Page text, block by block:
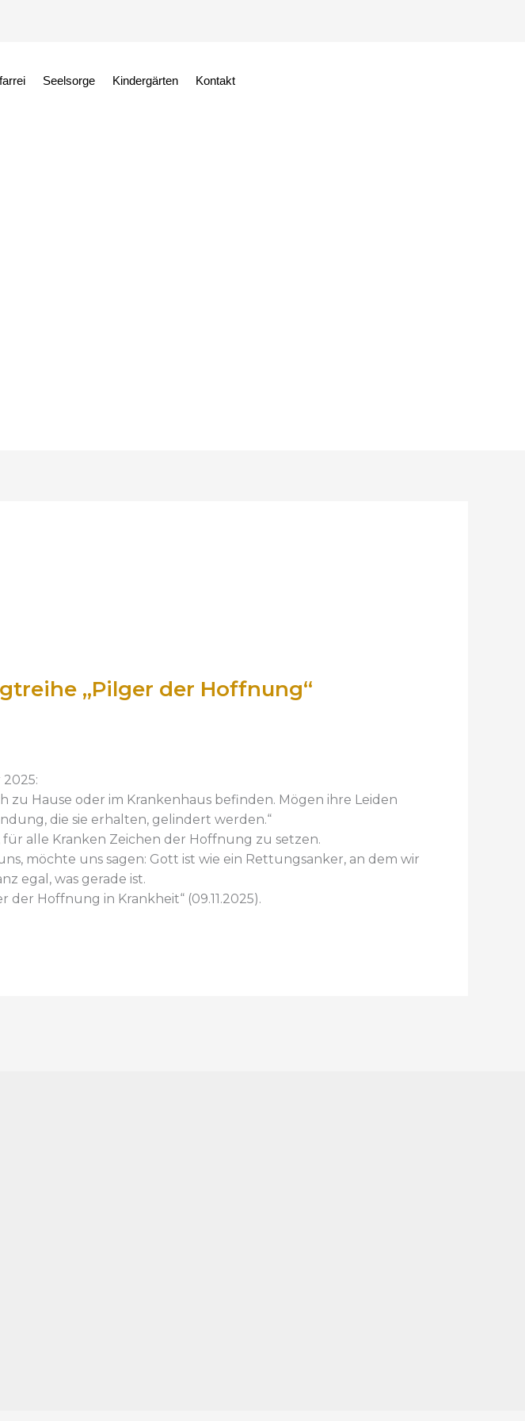
Seelsorge Kindergärten Kontakt
„Pilger der Hoffnung“
Hause oder im Krankenhaus befinden. Mögen ihre Leiden
die sie erhalten, gelindert werden.“
alle Kranken Zeichen der Hoffnung zu setzen.
möchte uns sagen: Gott ist wie ein Rettungsanker, an dem wir
egal, was gerade ist.
Hoffnung in Krankheit“ (09.11.2025).